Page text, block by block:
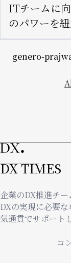
ITチームに
のパワーを紐
genero-
DX TIMES
企業のDX推進チー
DXの実現に必要
気通貫でサポート
コ